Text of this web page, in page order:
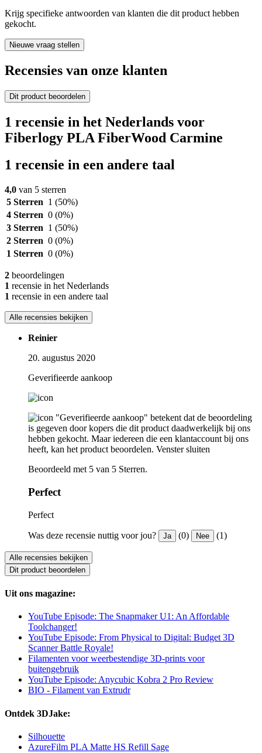
Krijg specifieke antwoorden van klanten die dit product hebben
gekocht.
Nieuwe vraag stellen
Recensies van onze klanten
Dit product beoordelen
1 recensie in het Nederlands voor
Fiberlogy PLA FiberWood Carmine
1 recensie in een andere taal
4,0 van 5 sterren
5 Sterren 1 (50%)
4 Sterren 0 (0%)
3 Sterren 1 (50%)
2 Sterren 0 (0%)
1 Sterren 0 (0%)
2 beoordelingen
1 recensie in het Nederlands
1 recensie in een andere taal
Alle recensies bekijken
Reinier
20. augustus 2020
Geverifieerde aankoop
"Geverifieerde aankoop" betekent dat de beoordeling
is gegeven door kopers die dit product daadwerkelijk bij ons
hebben gekocht. Maar iedereen die een klantaccount bij ons
heeft, kan het product beoordelen. Venster sluiten
Beoordeeld met 5 van 5 Sterren.
Perfect
Perfect
Was deze recensie nuttig voor jou? Ja (0) Nee (1)
Alle recensies bekijken
Dit product beoordelen
Uit ons magazine:
YouTube Episode: The Snapmaker U1: An Affordable
Toolchanger!
YouTube Episode: From Physical to Digital: Budget 3D
Scanner Battle Royale!
Filamenten voor weerbestendige 3D-prints voor
buitengebruik
YouTube Episode: Anycubic Kobra 2 Pro Review
BIO - Filament van Extrudr
Ontdek 3DJake:
Silhouette
AzureFilm PLA Matte HS Refill Sage